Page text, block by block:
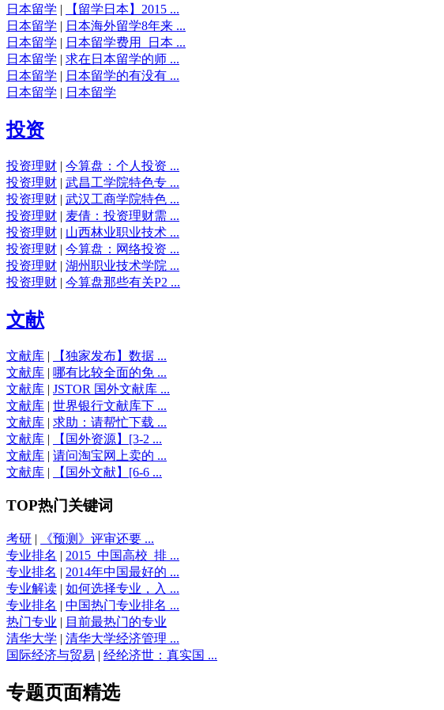
日本留学 |
【留学日本】2015 ...
日本留学 | 日本海外留学8年来 ...
日本留学 | 日本留学费用_日本 ...
日本留学 | 求在日本留学的师 ...
日本留学 | 日本留学的有没有 ...
日本留学 | 日本留学
投资
投资理财 | 今算盘：个人投资 ...
投资理财 | 武昌工学院特色专 ...
投资理财 | 武汉工商学院特色 ...
投资理财 | 麦倩：投资理财需 ...
投资理财 | 山西林业职业技术 ...
投资理财 | 今算盘：网络投资 ...
投资理财 | 湖州职业技术学院 ...
投资理财 | 今算盘那些有关P2 ...
文献
文献库 |
【独家发布】数据 ...
文献库 | 哪有比较全面的免 ...
文献库 | JSTOR 国外文献库 ...
文献库 | 世界银行文献库下 ...
文献库 | 求助：请帮忙下载 ...
文献库 |
【国外资源】[3-2 ...
文献库 | 请问淘宝网上卖的 ...
文献库 | 【国外文献】[6-6 ...
TOP热门关键词
考研 |
《预测》评审还要 ...
专业排名 | 2015_中国高校_排 ...
专业排名 | 2014年中国最好的 ...
专业解读 | 如何选择专业，入 ...
专业排名 | 中国热门专业排名 ...
热门专业 | 目前最热门的专业
清华大学 | 清华大学经济管理 ...
国际经济与贸易 | 经纶济世：真实国 ...
专题页面精选